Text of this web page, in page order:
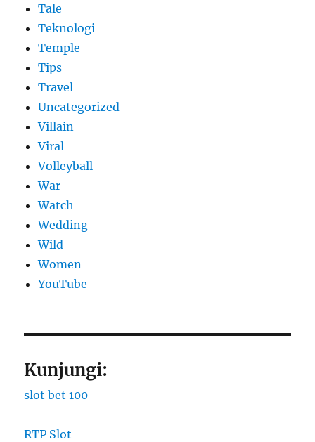
Tale
Teknologi
Temple
Tips
Travel
Uncategorized
Villain
Viral
Volleyball
War
Watch
Wedding
Wild
Women
YouTube
Kunjungi:
slot bet 100
RTP Slot